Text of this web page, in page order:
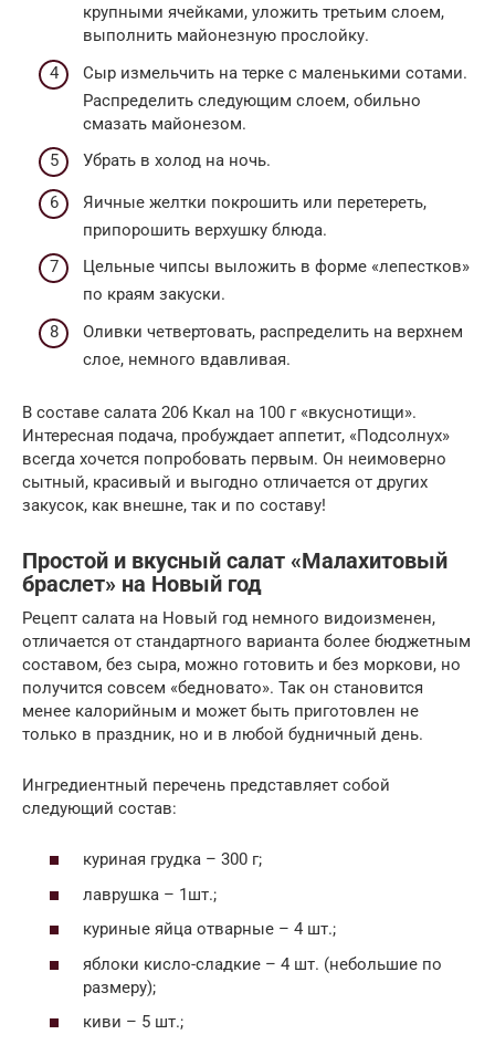
крупными ячейками, уложить третьим слоем,
выполнить майонезную прослойку.
Сыр измельчить на терке с маленькими сотами.
Распределить следующим слоем, обильно
смазать майонезом.
Убрать в холод на ночь.
Яичные желтки покрошить или перетереть,
припорошить верхушку блюда.
Цельные чипсы выложить в форме «лепестков»
по краям закуски.
Оливки четвертовать, распределить на верхнем
слое, немного вдавливая.
В составе салата 206 Ккал на 100 г «вкуснотищи».
Интересная подача, пробуждает аппетит, «Подсолнух»
всегда хочется попробовать первым. Он неимоверно
сытный, красивый и выгодно отличается от других
закусок, как внешне, так и по составу!
Простой и вкусный салат «Малахитовый
браслет» на Новый год
Рецепт салата на Новый год немного видоизменен,
отличается от стандартного варианта более бюджетным
составом, без сыра, можно готовить и без моркови, но
получится совсем «бедновато». Так он становится
менее калорийным и может быть приготовлен не
только в праздник, но и в любой будничный день.
Ингредиентный перечень представляет собой
следующий состав:
куриная грудка – 300 г;
лаврушка – 1шт.;
куриные яйца отварные – 4 шт.;
яблоки кисло-сладкие – 4 шт. (небольшие по
размеру);
киви – 5 шт.;